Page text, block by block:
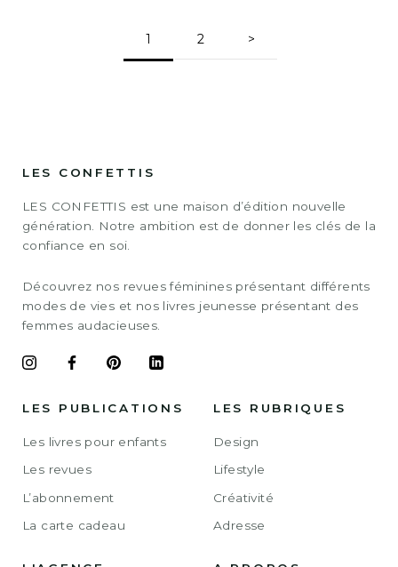
1 2 >
LES CONFETTIS
LES CONFETTIS est une maison d’édition nouvelle
génération. Notre ambition est de donner les clés de la
confiance en soi.
Découvrez nos revues féminines présentant différents
modes de vies et nos livres jeunesse présentant des
femmes audacieuses.
LES PUBLICATIONS
Les livres pour enfants
Les revues
L’abonnement
La carte cadeau
LES RUBRIQUES
Design
Lifestyle
Créativité
Adresse